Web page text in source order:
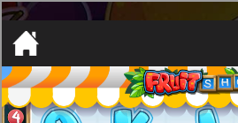
[object HTMLMetaElement]
пополнить счет